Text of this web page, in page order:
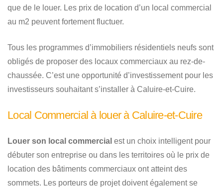
que de le louer. Les prix de location d’un local commercial
au m2 peuvent fortement fluctuer.
Tous les programmes d’immobiliers résidentiels neufs sont
obligés de proposer des locaux commerciaux au rez-de-
chaussée. C’est une opportunité d’investissement pour les
investisseurs souhaitant s’installer à Caluire-et-Cuire.
Local Commercial à louer à Caluire-et-Cuire
Louer son local commercial est un choix intelligent pour
débuter son entreprise ou dans les territoires où le prix de
location des bâtiments commerciaux ont atteint des
sommets. Les porteurs de projet doivent également se